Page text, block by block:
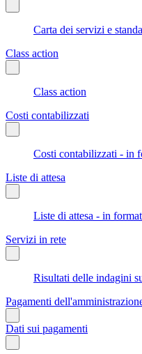
Carta dei servizi e
Class action
Class action
Costi contabilizzati
Costi contabilizzati - in
Liste di attesa
Liste di attesa - in
Servizi in rete
Risultati delle indagini
Pagamenti
Dati sui pagamenti